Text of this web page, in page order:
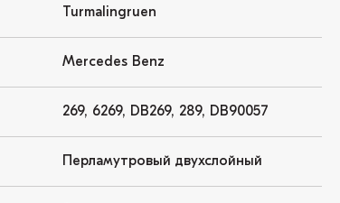
Turmalingruen
Mercedes Benz
269, 6269, DB269, 289, DB90057
Перламутровый двухслойный